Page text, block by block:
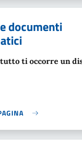
documenti
ti occorre un